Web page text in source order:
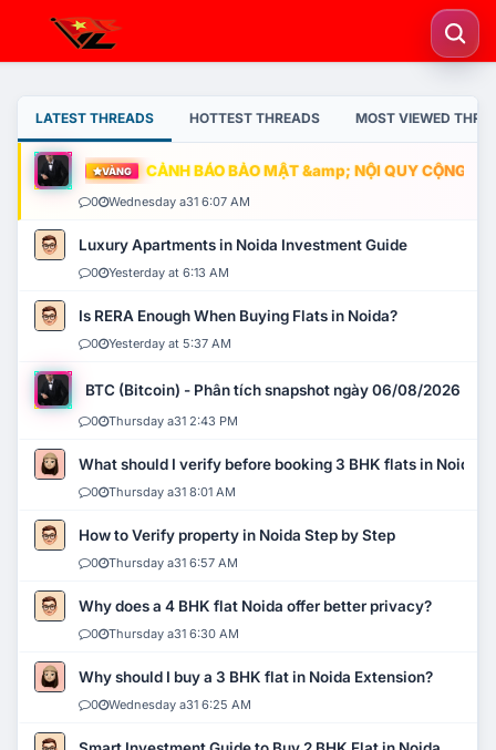
LATEST THREADS HOTTEST THREADS MOST VIEWED
VÀNG CẢNH BÁO BẢO MẬT &amp; NỘI QUY CỘNG
0 Wednesday a31 6:07 AM
Luxury Apartments in Noida Investment Guide
0 Yesterday at 6:13 AM
Is RERA Enough When Buying Flats in Noida?
0 Yesterday at 5:37 AM
BTC (Bitcoin) - Phân tích snapshot ngày 06/08/2026
0 Thursday a31 2:43 PM
What should I verify before booking 3 BHK flats in Noida?
0 Thursday a31 8:01 AM
How to Verify property in Noida Step by Step
0 Thursday a31 6:57 AM
Why does a 4 BHK flat Noida offer better privacy?
0 Thursday a31 6:30 AM
Why should I buy a 3 BHK flat in Noida Extension?
0 Wednesday a31 6:25 AM